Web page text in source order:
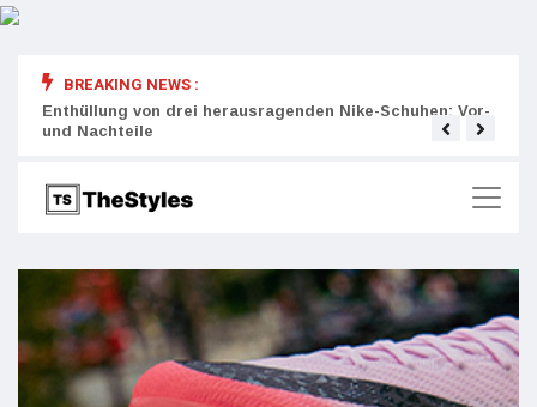
BREAKING NEWS :
Enthüllung von drei herausragenden Nike-Schuhen: Vor-
und Nachteile